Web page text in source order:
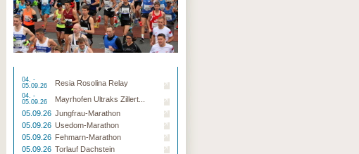
04. -
05.09.26
Resia Rosolina Relay
04. -
05.09.26
Mayrhofen Ultraks Zillert...
05.09.26 Jungfrau-Marathon
05.09.26 Usedom-Marathon
05.09.26 Fehmarn-Marathon
05.09.26 Torlauf Dachstein